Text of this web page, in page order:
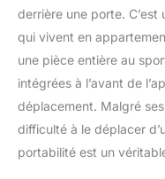
derrière une porte.
qui vivent en
une pièce entière au
intégrées à l’avant de
déplacement. Malgré
difficulté à le déplacer
portabilité est un